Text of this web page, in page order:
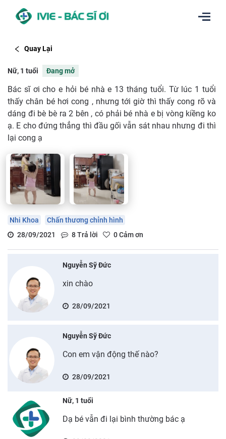
Quay Lại
Nữ, 1 tuổi Đang mở
Bác sĩ ơi cho e hỏi bé nhà e 13 tháng tuổi. Từ lúc 1 tuổi
thấy chân bé hơi cong , nhưng tới giờ thì thấy cong rõ và
dáng đi bè bè ra 2 bên , có phải bé nhà e bị vòng kiềng ko
ạ. E cho đứng thẳng thì đầu gối vẫn sát nhau nhưng đi thì
lại cong ạ
Nhi Khoa
Chấn thương chỉnh hình
28/09/2021
8Trả lời 0Cảm ơn
Nguyễn Sỹ Đức
xin chào
28/09/2021
Nguyễn Sỹ Đức
Con em vận động thế nào?
28/09/2021
Nữ, 1 tuổi
Dạ bé vẫn đi lại bình thường bác ạ